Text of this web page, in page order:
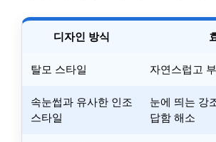
디자인 방식
탈모 스타일 자연스럽고
속눈썹과 유사한 인조
스타일
눈에 띄는 강
답함 해소